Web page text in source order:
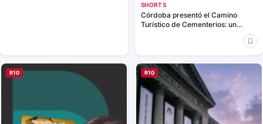
SHORTS
Córdoba presentó el Camino
Turístico de Cementerios: un
nuevo recorrido para descubrir la
R10 R10